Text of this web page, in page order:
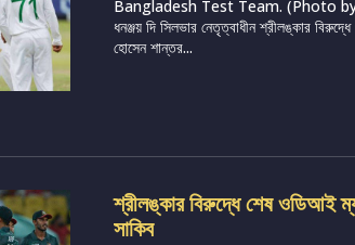
Bangladesh Test Team. (Photo
ধনঞ্জয় দি সিলভার নেতৃত্বাধীন শ্রীলঙ্কার
হোসেন শান্তর...
শ্রীলঙ্কার বিরুদ্ধে শেষ ওডিআই
সাকিব